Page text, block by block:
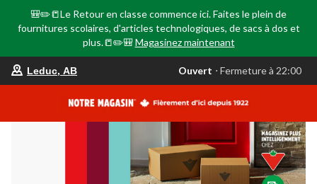
🎒✏️📒Le Retour en classe commence ici. Faites le plein de
fournitures scolaires, d'articles technologiques, de sacs à dos et
plus.📒✏️🎒 Magasinez maintenant
votre
est
AB,
Ouvert,
Fermeture
Leduc, AB Ouvert ⋅ Fermeture à 22:00